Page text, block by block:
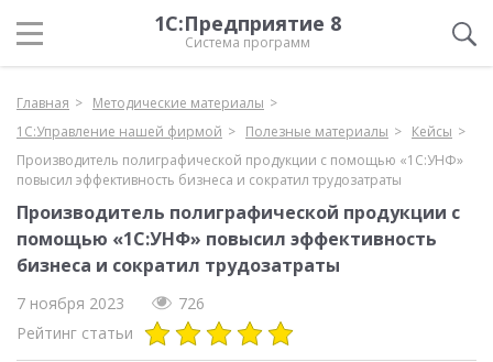
1С:Предприятие 8
Система программ
Главная
Методические материалы
1С:Управление нашей фирмой
Полезные материалы
Кейсы
Производитель полиграфической продукции с помощью «1С:УНФ»
повысил эффективность бизнеса и сократил трудозатраты
Производитель полиграфической продукции с
помощью «1С:УНФ» повысил эффективность
бизнеса и сократил трудозатраты
7 ноября 2023
726
Рейтинг статьи